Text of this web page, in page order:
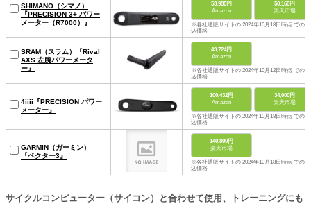
SHIMANO（シマノ）
『PRECISION 3+ パワー
メーター（R7000）』
53,980円
Amazon
50,160円
楽天市場
※各社通販サイトの 2024年10月18日時点 での税
込価格
SRAM（スラム）『Rival
AXS 左腕パワーメータ
ー』
43,724円
Amazon
※各社通販サイトの 2024年10月12日時点 での税
込価格
4iiii『PRECISION パワー
メーター』
100,432円
Amazon
34,000円
楽天市場
※各社通販サイトの 2024年10月18日時点 での税
込価格
GARMIN（ガーミン）
『ベクター3』
140,800円
楽天市場
※各社通販サイトの 2024年10月18日時点 での税
込価格
サイクルコンピューター（サイコン）と合わせて使用、トレーニングにも